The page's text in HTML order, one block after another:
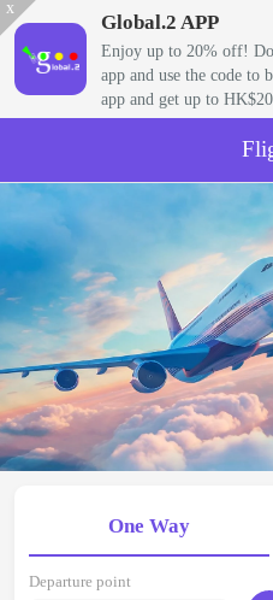
x
Global.2 APP
Enjoy up to 20% off!
app and use the code to
app and get up to
One Way
Departure point